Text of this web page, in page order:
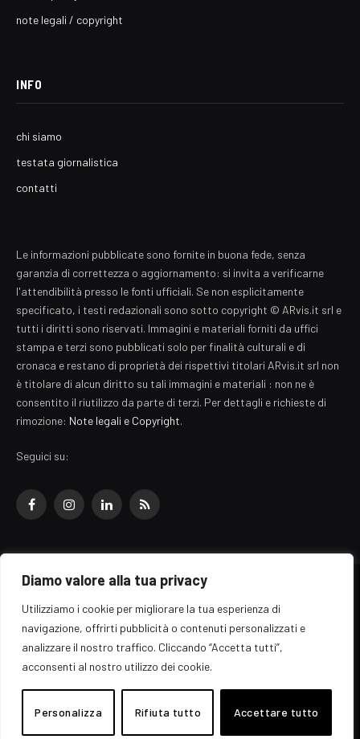
Diamo valore alla tua privacy
Utilizziamo i cookie per migliorare la tua esperienza di
navigazione, offrirti pubblicità o contenuti personalizzati e
analizzare il nostro traffico. Cliccando “Accetta tutti”,
acconsenti al nostro utilizzo dei cookie.
Personalizza Rifiuta tutto Accettare tutto
note legali / copyright
INFO
chi siamo
testata giornalistica
contatti
Le informazioni pubblicate sono fornite in buona fede, senza
garanzia di correttezza o aggiornamento: si invita a verificarne
l'attendibilità presso le fonti ufficiali. Se non esplicitamente
specificato, i testi redazionali sono sotto copyright © ARvis.it srl e
tutti i diritti sono riservati. Immagini e materiali forniti da uffici
stampa e terzi sono pubblicati solo per finalità culturali e di
cronaca e restano di proprietà dei rispettivi titolari ARvis.it srl non
è titolare di alcun diritto su tali immagini e materiali : non ne è
consentito il riutilizzo da parte di terzi. Per dettagli e richieste di
rimozione: Note legali e Copyright.
Seguici su:
FacebookInstagramLinkedInRSS
© 2026 EZ Rome Designed by ARvis.it
Il portale EZ Rome e' una testata giornalistica di carattere generalista
registrata al tribunale di Roma - Numero 389/2008
Direttore responsabile: Raffaella Roani - ISSN: 2036-783X
Edito da ARvis.it srl - via Alessandria 88 - 00198 Roma CF/PI/R.I.
Home Informazioni